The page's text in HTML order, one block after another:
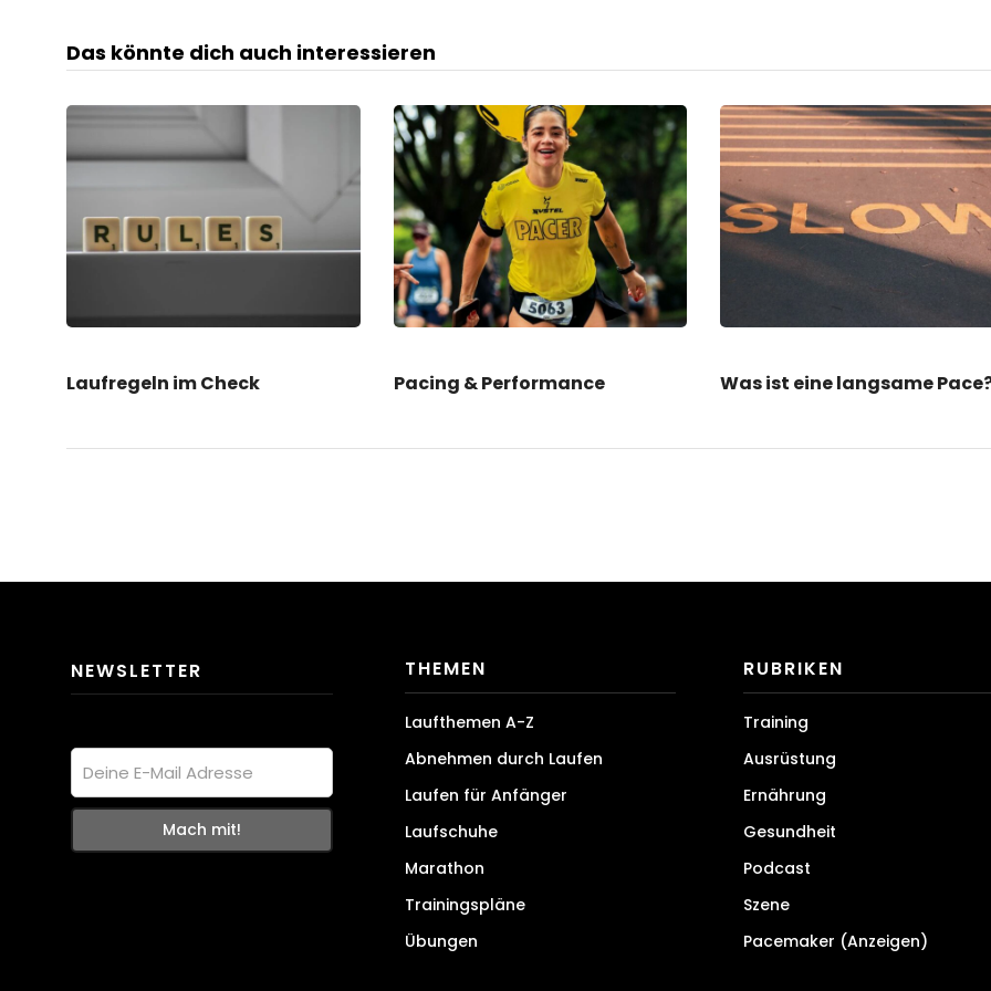
Das könnte dich auch interessieren
Laufregeln im Check Pacing & Performance Was ist eine langsame
NEWSLETTER THEMEN
Laufthemen A-Z
Abnehmen durch Laufen
Laufen für Anfänger
Laufschuhe
Marathon
Trainingspläne
Übungen
RUBRIKEN
Training
Ausrüstung
Ernährung
Gesundheit
Podcast
Szene
Pacemaker (Anzeigen)